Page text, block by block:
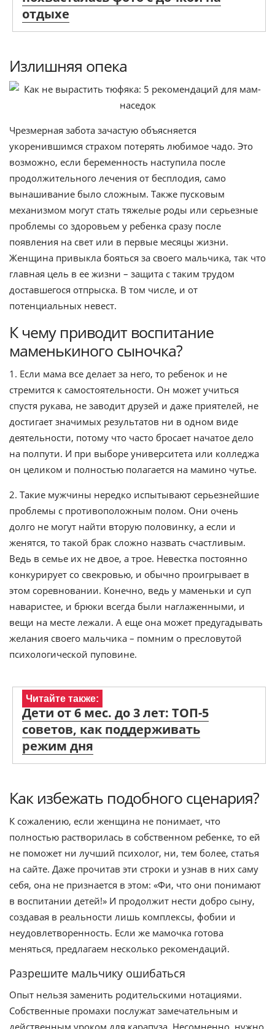
отдыхе
Излишняя опека
Чрезмерная забота зачастую объясняется
укоренившимся страхом потерять любимое чадо. Это
возможно, если беременность наступила после
продолжительного лечения от бесплодия, само
вынашивание было сложным. Также пусковым
механизмом могут стать тяжелые роды или серьезные
проблемы со здоровьем у ребенка сразу после
появления на свет или в первые месяцы жизни.
Женщина привыкла бояться за своего мальчика, так что
главная цель в ее жизни – защита с таким трудом
доставшегося отпрыска. В том числе, и от
потенциальных невест.
К чему приводит воспитание
маменькиного сыночка?
1. Если мама все делает за него, то ребенок и не
стремится к самостоятельности. Он может учиться
спустя рукава, не заводит друзей и даже приятелей, не
достигает значимых результатов ни в одном виде
деятельности, потому что часто бросает начатое дело
на полпути. И при выборе университета или колледжа
он целиком и полностью полагается на мамино чутье.
2. Такие мужчины нередко испытывают серьезнейшие
проблемы с противоположным полом. Они очень
долго не могут найти вторую половинку, а если и
женятся, то такой брак сложно назвать счастливым.
Ведь в семье их не двое, а трое. Невестка постоянно
конкурирует со свекровью, и обычно проигрывает в
этом соревновании. Конечно, ведь у маменьки и суп
наваристее, и брюки всегда были наглаженными, и
вещи на месте лежали. А еще она может предугадывать
желания своего мальчика – помним о пресловутой
психологической пуповине.
Читайте также:
Дети от 6 мес. до 3 лет: ТОП-5
советов, как поддерживать
режим дня
Как избежать подобного сценария?
К сожалению, если женщина не понимает, что
полностью растворилась в собственном ребенке, то ей
не поможет ни лучший психолог, ни, тем более, статья
на сайте. Даже прочитав эти строки и узнав в них саму
себя, она не признается в этом: «Фи, что они понимают
в воспитании детей!» И продолжит нести добро сыну,
создавая в реальности лишь комплексы, фобии и
неудовлетворенность. Если же мамочка готова
меняться, предлагаем несколько рекомендаций.
Разрешите мальчику ошибаться
Опыт нельзя заменить родительскими нотациями.
Собственные промахи послужат замечательным и
действенным уроком для карапуза. Несомненно, нужно